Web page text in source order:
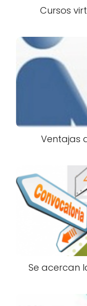
Cursos
Ventajas
Se acercan